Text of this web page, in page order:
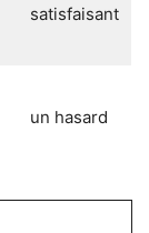
satisfaisant
un hasard